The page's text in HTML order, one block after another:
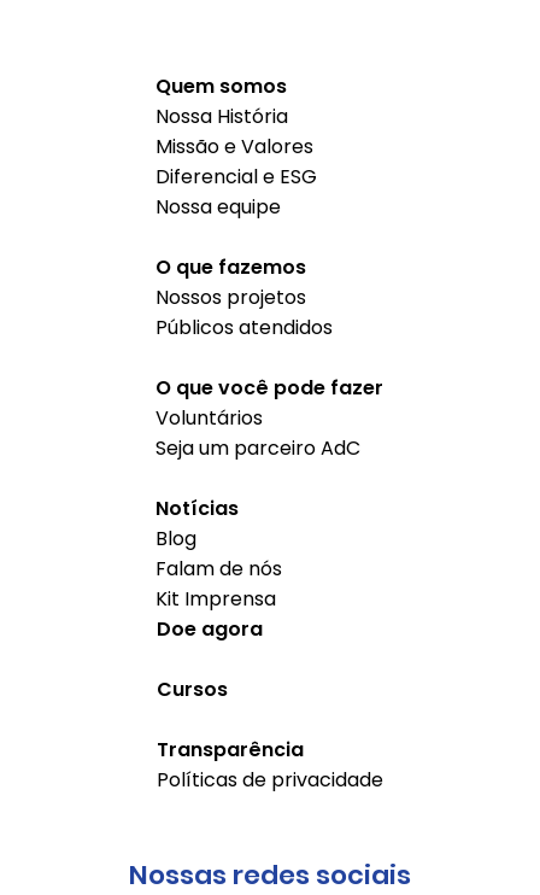
Nossas redes sociais
Quem somos
Nossa História
Missão e Valores
Diferencial e ESG
Nossa equipe
O que fazemos
Nossos projetos
Públicos atendidos
O que você pode fazer
Voluntários
Seja um parceiro AdC
Notícias
Blog
Falam de nós
Kit Imprensa
Doe agora
Cursos
Transparência
Políticas de privacidade